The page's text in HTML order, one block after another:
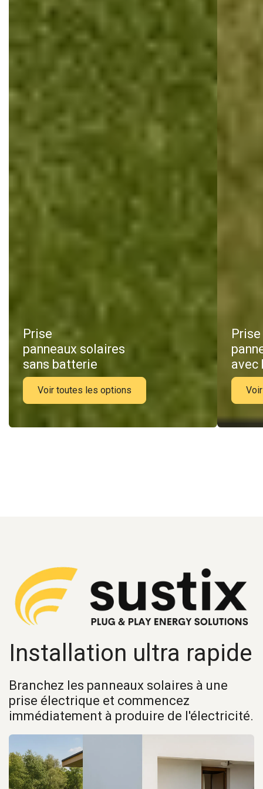
Prise
panneaux solaires
sans batterie
Voir toutes les options
Prise
avec
Branchez les panneaux solaires à une
prise électrique et commencez
immédiatement à produire de l'électricité.
Installation ultra rapide